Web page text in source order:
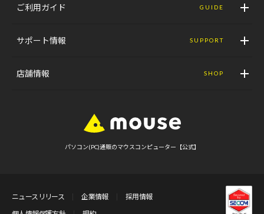
ご利用ガイド GUIDE
サポート情報 SUPPORT
店舗情報 SHOP
パソコン(PC)通販のマウスコンピューター【公式】
ニュースリリース 企業情報
採用情報